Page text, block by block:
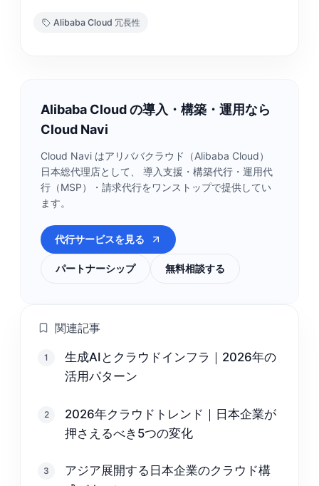
Alibaba Cloud 冗長性
Alibaba Cloud の導入・構築・運用なら
Cloud Navi
Cloud Navi はアリババクラウド（Alibaba Cloud）
日本総代理店として、 導入支援・構築代行・運用代
行（MSP）・請求代行をワンストップで提供してい
ます。
代行サービスを見る
パートナーシップ 無料相談する
関連記事
1
生成AIとクラウドインフラ｜2026年の
活用パターン
2
2026年クラウドトレンド｜日本企業が
押さえるべき5つの変化
3
アジア展開する日本企業のクラウド構